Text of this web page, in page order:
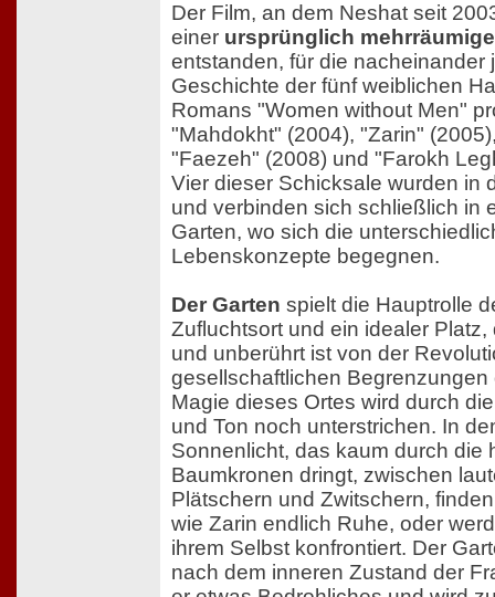
Der Film, an dem Neshat seit
einer ursprünglich
entstanden, für die nacheinander
Geschichte der fünf weiblichen
Romans "Women without Men"
"Mahdokht" (2004), "Zarin"
"Faezeh" (2008) und "Farokh
Vier dieser Schicksale wurden in
und verbinden sich schließlich in
Garten, wo sich die
Lebenskonzepte begegnen.
Der Garten spielt die Hauptrolle
Zufluchtsort und ein idealer
und unberührt ist von der
gesellschaftlichen Begrenzungen
Magie dieses Ortes wird durch
und Ton noch unterstrichen. In
Sonnenlicht, das kaum durch die
Baumkronen dringt, zwischen
Plätschern und Zwitschern,
wie Zarin endlich Ruhe, oder
ihrem Selbst konfrontiert. Der
nach dem inneren Zustand der